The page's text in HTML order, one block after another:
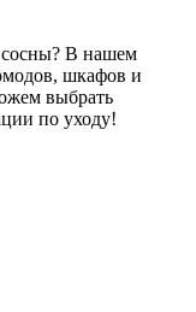
сосны? В нашем
шкафов и
выбрать
по уходу!